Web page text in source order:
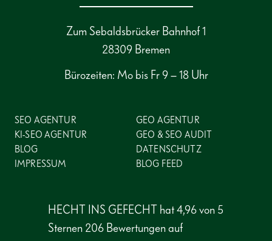
Zum Sebaldsbrücker Bahnhof 1
28309 Bremen
Bürozeiten: Mo bis Fr 9 – 18 Uhr
SEO AGENTUR
GEO AGENTUR
KI-SEO AGENTUR
GEO & SEO AUDIT
BLOG
DATENSCHUTZ
IMPRESSUM
BLOG FEED
HECHT INS GEFECHThat4,96 von 5
Sternen206 Bewertungen auf